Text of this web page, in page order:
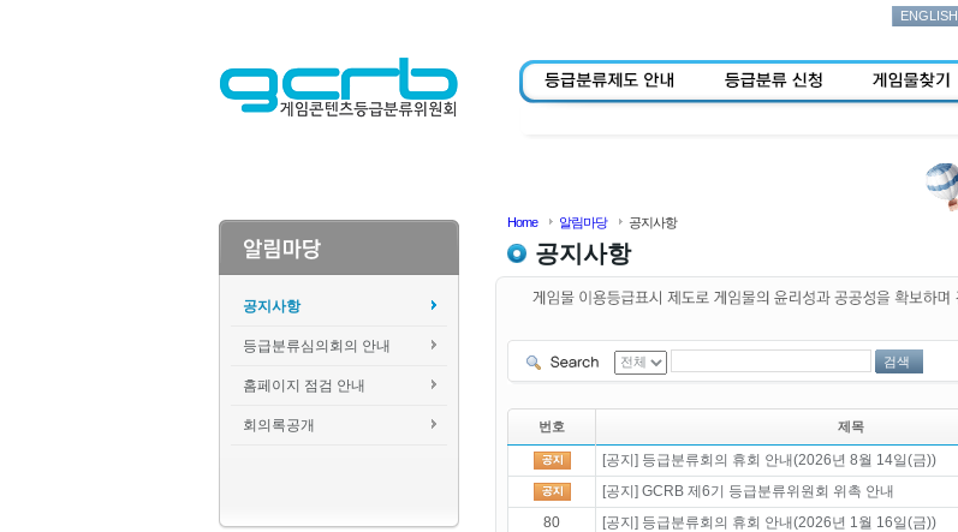
ENGLISH
공지사항
등급분류심의회의 안내
홈페이지 점검 안내
회의록공개
Home 알림마당 공지사항
공지사항
검색
번호 제목
[공지] 등급분류회의 휴회 안내(2026년 8월 14일(금))
[공지] GCRB 제6기 등급분류위원회 위촉 안내
80
[공지] 등급분류회의 휴회 안내(2026년 1월 16일(금))